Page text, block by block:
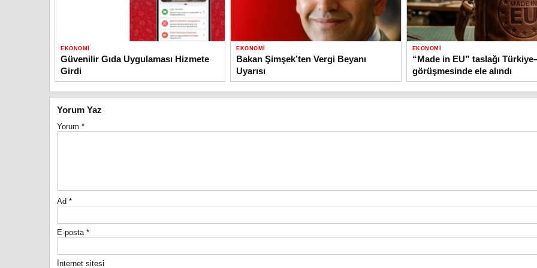
EKONOMI
Güvenilir Gıda Uygulaması Hizmete
Girdi
EKONOMI
Bakan Şimşek’ten Vergi Beyanı
Uyarısı
EKONOMI
“Made in EU” taslağı
görüşmesinde ele alındı
Yorum Yaz
Yorum *
Ad *
E-posta *
İnternet sitesi